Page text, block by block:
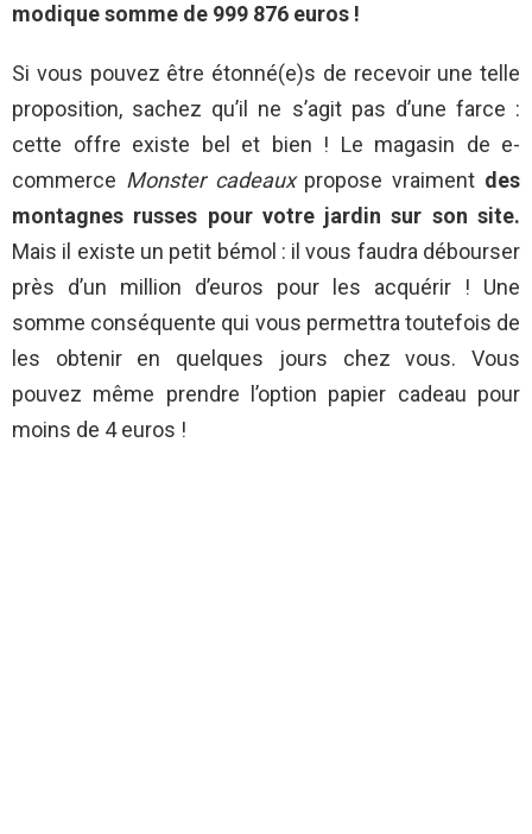
modique somme de 999 876 euros !
Si vous pouvez être étonné(e)s de recevoir une telle
proposition, sachez qu’il ne s’agit pas d’une farce :
cette offre existe bel et bien ! Le magasin de e-
commerce Monster cadeauxpropose vraiment des
montagnes russes pour votre jardin sur son site.
Mais il existe un petit bémol : il vous faudra débourser
près d’un million d’euros pour les acquérir ! Une
somme conséquente qui vous permettra toutefois de
les obtenir en quelques jours chez vous. Vous
pouvez même prendre l’option papier cadeau pour
moins de 4 euros !